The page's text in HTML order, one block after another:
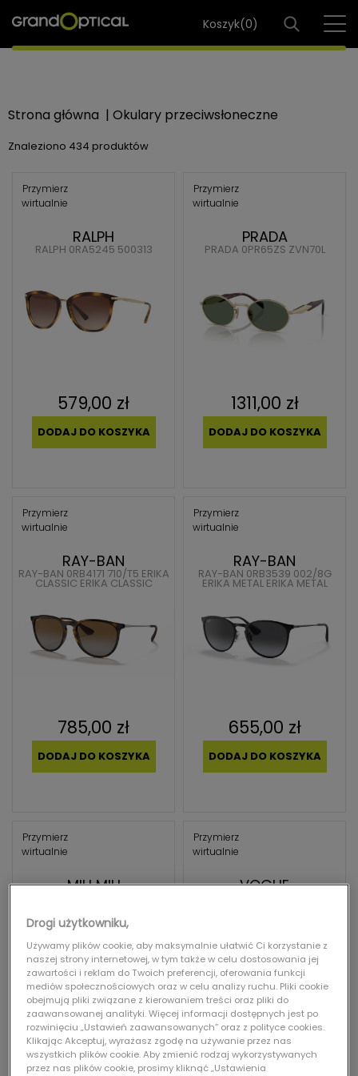
Koszyk(0)
Strona główna | Okulary przeciwsłoneczne
Znaleziono 434 produktów
Przymierz
wirtualnie
RALPH
RALPH 0RA5245 500313
579,00 zł
DODAJ DO KOSZYKA
Przymierz
wirtualnie
PRADA
PRADA 0PR65ZS ZVN70L
1311,00 zł
DODAJ DO KOSZYKA
Przymierz
wirtualnie
RAY-BAN
RAY-BAN 0RB4171 710/T5 ERIKA
CLASSIC ERIKA CLASSIC
785,00 zł
DODAJ DO KOSZYKA
Przymierz
wirtualnie
RAY-BAN
RAY-BAN 0RB3539 002/8G
ERIKA METAL ERIKA METAL
655,00 zł
DODAJ DO KOSZYKA
Przymierz
wirtualnie
MIU MIU
1519,00 zł
Przymierz
wirtualnie
VOGUE
465,00 zł
Drogi użytkowniku,
Używamy plików cookie, aby maksymalnie ułatwić Ci korzystanie z
naszej strony internetowej, w tym także w celu dostosowania jej
zawartości i reklam do Twoich preferencji, oferowania funkcji
mediów społecznościowych oraz w celu analizy ruchu. Pliki cookie
obejmują pliki związane z kierowaniem treści oraz pliki do
zaawansowanej analityki. Więcej informacji dostępnych jest po
rozwinięciu „Ustawień zaawansowanych” oraz z polityce cookies.
Klikając Akceptuj, wyrażasz zgodę na używanie przez nas
wszystkich plików cookie. Aby zmienić rodzaj wykorzystywanych
przez nas plików cookie, prosimy kliknąć „Ustawienia